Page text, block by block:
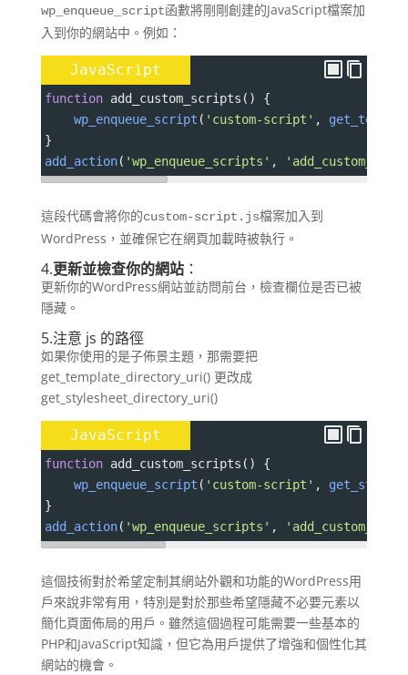
wp_enqueue_script函數將剛剛創建的JavaScript檔案加
入到你的網站中。例如：
JavaScript
function add_custom_scripts () {
wp_enqueue_script ( 'custom-script' ,
}
add_action( 'wp_enqueue_scripts' ,
這段代碼會將你的custom-script.js檔案加入到
WordPress，並確保它在網頁加載時被執行。
4.更新並檢查你的網站：
更新你的WordPress網站並訪問前台，檢查欄位是否已被
隱藏。
5.注意 js 的路徑
如果你使用的是子佈景主題，那需要把
get_template_directory_uri() 更改成
get_stylesheet_directory_uri()
JavaScript
function add_custom_scripts () {
wp_enqueue_script ( 'custom-script' ,
}
add_action( 'wp_enqueue_scripts' ,
這個技術對於希望定制其網站外觀和功能的WordPress用
戶來說非常有用，特別是對於那些希望隱藏不必要元素以
簡化頁面佈局的用戶。雖然這個過程可能需要一些基本的
PHP和JavaScript知識，但它為用戶提供了增強和個性化其
網站的機會。